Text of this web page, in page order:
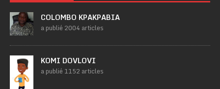
COLOMBO KPAKPABIA
a publié 2004 articles
KOMI DOVLOVI
a publié 1152 articles